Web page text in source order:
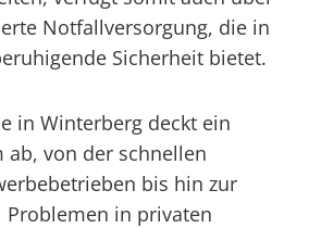
Notfallversorgung, die in
Sicherheit bietet.
in Winterberg deckt ein
ab, von der schnellen
bis hin zur
Problemen in privaten